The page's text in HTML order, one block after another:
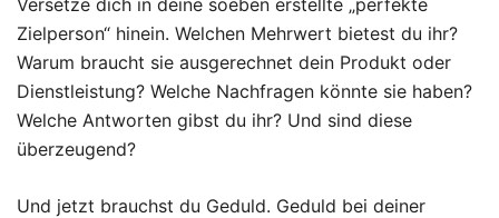
Zielperson“ hinein. Welchen Mehrwert bietest du ihr?
Warum braucht sie ausgerechnet dein Produkt oder
Dienstleistung? Welche Nachfragen könnte sie haben?
Welche Antworten gibst du ihr? Und sind diese
überzeugend?
Und jetzt brauchst du Geduld. Geduld bei deiner